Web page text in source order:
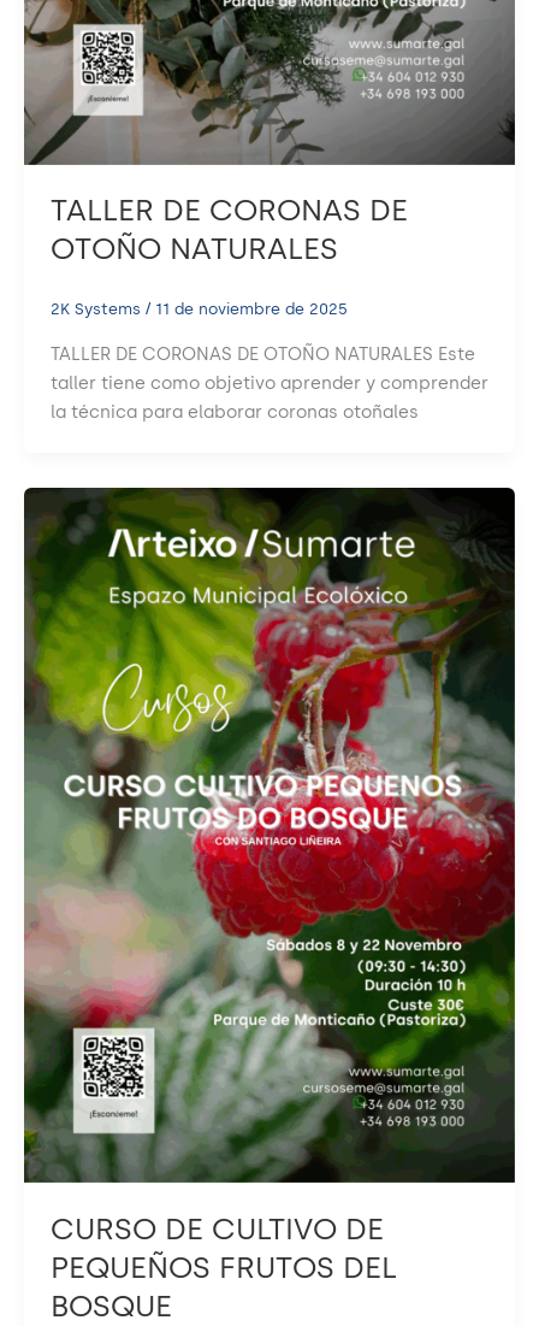
TALLER DE CORONAS DE
OTOÑO NATURALES
2K Systems / 11 de noviembre de 2025
TALLER DE CORONAS DE OTOÑO NATURALES Este
taller tiene como objetivo aprender y comprender
la técnica para elaborar coronas otoñales
CURSO DE CULTIVO DE
PEQUEÑOS FRUTOS DEL
BOSQUE